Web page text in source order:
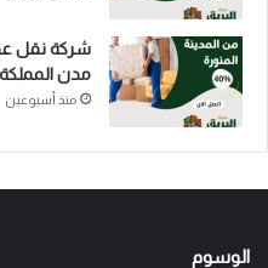
شركة نقل
مدن المملكة 0574640856
منذ أسبوعين
الوسوم